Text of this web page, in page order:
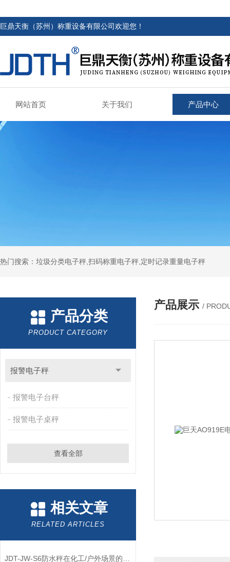
巨鼎天衡（苏州）称重设备有限公司欢迎您！
网站首页 关于我们 产品中心
热门搜索：垃圾分类电子秤,扫码称重电子秤,定时记录重量电子秤
产品分类
PRODUCT CATEGORY
报警电子秤
报警电子台秤
报警电子桌秤
查看全部
相关文章
RELATED ARTICLES
产品展示 /